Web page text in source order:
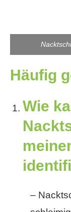
Häufig
Wie
–